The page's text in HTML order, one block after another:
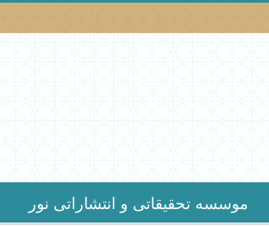
موسسه تحقیقاتى و انتشاراتى نور